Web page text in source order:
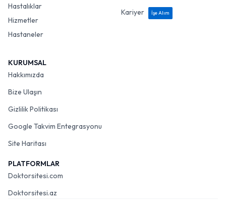
Hastalıklar
Hizmetler
Hastaneler
Kariyer
İşe Alım
KURUMSAL
Hakkımızda
Bize Ulaşın
Gizlilik Politikası
Google Takvim Entegrasyonu
Site Haritası
PLATFORMLAR
Doktorsitesi.com
Doktorsitesi.az